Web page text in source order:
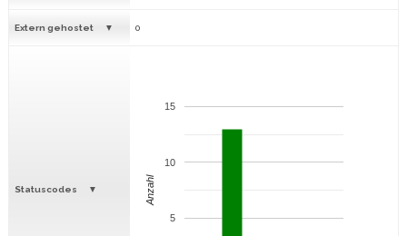
Extern gehostet 0
Statuscodes
5
10
15
Anzahl